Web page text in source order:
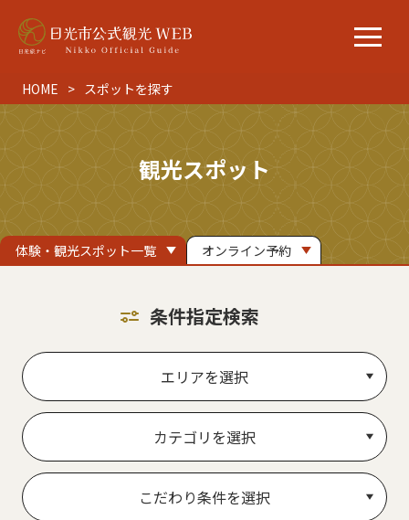
HOME スポットを探す
観光スポット
体験・観光スポット一覧 オンライン予約
条件指定検索
エリアを選択
カテゴリを選択
こだわり条件を選択